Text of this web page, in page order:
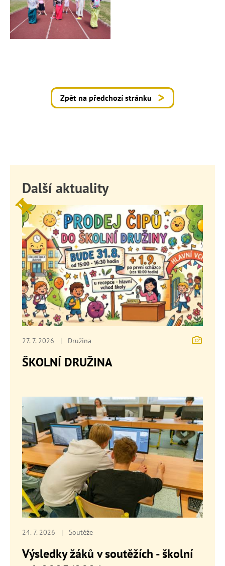
Zpět na předchozí stránku
Další aktuality
27. 7. 2026 | Družina
ŠKOLNÍ DRUŽINA
24. 7. 2026 | Soutěže
Výsledky žáků v soutěžích - školní